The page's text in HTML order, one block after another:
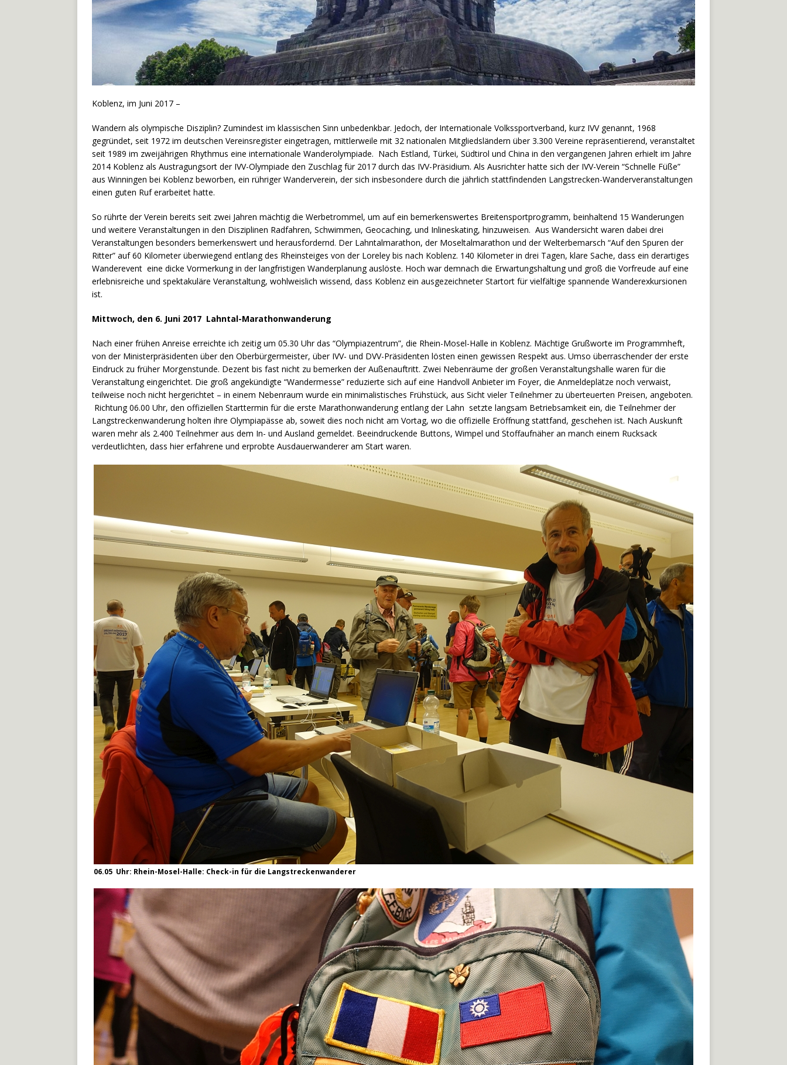
Koblenz, im Juni 2017 –
Wandern als olympische Disziplin? Zumindest im klassischen Sinn unbedenkbar. Jedoch, der Internationale Volkssportverband, kurz IVV genannt, 1968
gegründet, seit 1972 im deutschen Vereinsregister eingetragen, mittlerweile mit 32 nationalen Mitgliedsländern über 3.300 Vereine repräsentierend, veranstaltet
seit 1989 im zweijährigen Rhythmus eine internationale Wanderolympiade. Nach Estland, Türkei, Südtirol und China in den vergangenen Jahren erhielt im Jahre
2014 Koblenz als Austragungsort der IVV-Olympiade den Zuschlag für 2017 durch das IVV-Präsidium. Als Ausrichter hatte sich der IVV-Verein “Schnelle Füße”
aus Winningen bei Koblenz beworben, ein rühriger Wanderverein, der sich insbesondere durch die jährlich stattfindenden Langstrecken-Wanderveranstaltungen
einen guten Ruf erarbeitet hatte.
So rührte der Verein bereits seit zwei Jahren mächtig die Werbetrommel, um auf ein bemerkenswertes Breitensportprogramm, beinhaltend 15 Wanderungen
und weitere Veranstaltungen in den Disziplinen Radfahren, Schwimmen, Geocaching, und Inlineskating, hinzuweisen. Aus Wandersicht waren dabei drei
Veranstaltungen besonders bemerkenswert und herausfordernd. Der Lahntalmarathon, der Moseltalmarathon und der Welterbemarsch “Auf den Spuren der
Ritter” auf 60 Kilometer überwiegend entlang des Rheinsteiges von der Loreley bis nach Koblenz. 140 Kilometer in drei Tagen, klare Sache, dass ein derartiges
Wanderevent eine dicke Vormerkung in der langfristigen Wanderplanung auslöste. Hoch war demnach die Erwartungshaltung und groß die Vorfreude auf eine
erlebnisreiche und spektakuläre Veranstaltung, wohlweislich wissend, dass Koblenz ein ausgezeichneter Startort für vielfältige spannende Wanderexkursionen
ist.
Mittwoch, den 6. Juni 2017 Lahntal-Marathonwanderung
Nach einer frühen Anreise erreichte ich zeitig um 05.30 Uhr das “Olympiazentrum”, die Rhein-Mosel-Halle in Koblenz. Mächtige Grußworte im Programmheft,
von der Ministerpräsidenten über den Oberbürgermeister, über IVV- und DVV-Präsidenten lösten einen gewissen Respekt aus. Umso überraschender der erste
Eindruck zu früher Morgenstunde. Dezent bis fast nicht zu bemerken der Außenauftritt. Zwei Nebenräume der großen Veranstaltungshalle waren für die
Veranstaltung eingerichtet. Die groß angekündigte “Wandermesse” reduzierte sich auf eine Handvoll Anbieter im Foyer, die Anmeldeplätze noch verwaist,
teilweise noch nicht hergerichtet – in einem Nebenraum wurde ein minimalistisches Frühstück, aus Sicht vieler Teilnehmer zu überteuerten Preisen, angeboten.
Richtung 06.00 Uhr, den offiziellen Starttermin für die erste Marathonwanderung entlang der Lahn setzte langsam Betriebsamkeit ein, die Teilnehmer der
Langstreckenwanderung holten ihre Olympiapässe ab, soweit dies noch nicht am Vortag, wo die offizielle Eröffnung stattfand, geschehen ist. Nach Auskunft
waren mehr als 2.400 Teilnehmer aus dem In- und Ausland gemeldet. Beeindruckende Buttons, Wimpel und Stoffaufnäher an manch einem Rucksack
verdeutlichten, dass hier erfahrene und erprobte Ausdauerwanderer am Start waren.
06.05 Uhr: Rhein-Mosel-Halle: Check-in für die Langstreckenwanderer